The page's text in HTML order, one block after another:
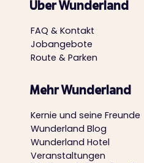
Über Wunderland
FAQ & Kontakt
Jobangebote
Route & Parken
Mehr Wunderland
Kernie und seine Freunde
Wunderland Blog
Wunderland Hotel
Veranstaltungen